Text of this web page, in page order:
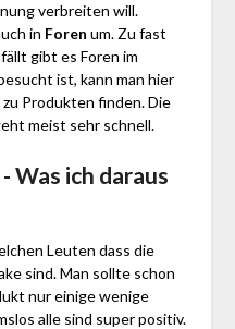
verbreiten will.
in Foren um. Zu fast
gibt es Foren im
ist, kann man hier
zu Produkten finden. Die
meist sehr schnell.
Was ich daraus
Leuten dass die
sind. Man sollte schon
nur einige wenige
alle sind super positiv.